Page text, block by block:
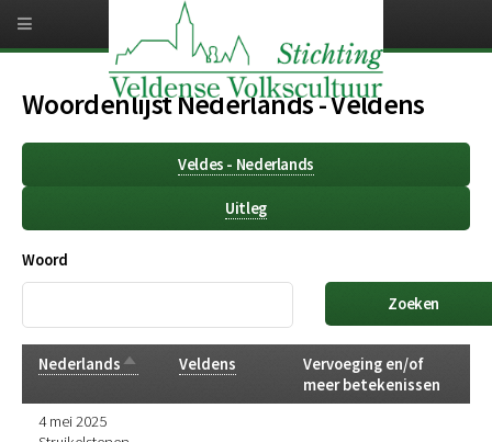
naar
inhoud
gaanWoordenlijst Nederlands - Veldens
Veldes - Nederlands
Uitleg
Woord
Nederlands AflopendVeldens
Vervoeging en/of
meer betekenissen
4 mei 2025